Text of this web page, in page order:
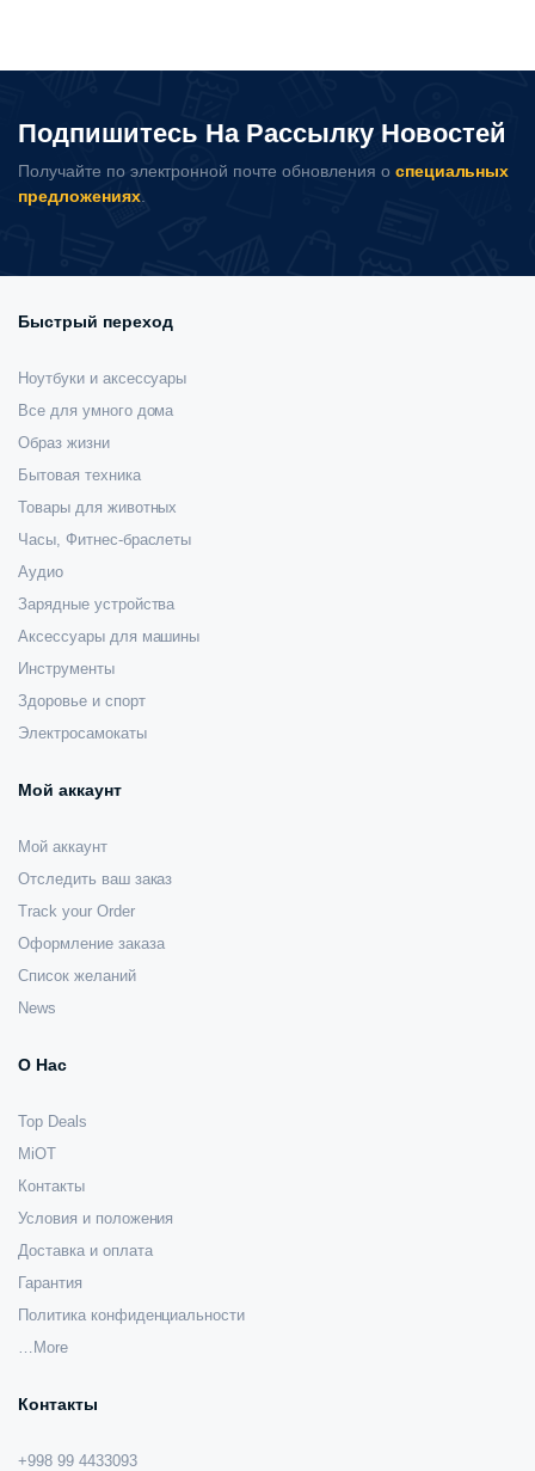
Подпишитесь На Рассылку Новостей
Получайте по электронной почте обновления о специальных
предложениях.
Быстрый переход
Ноутбуки и аксессуары
Все для умного дома
Образ жизни
Бытовая техника
Товары для животных
Часы, Фитнес-браслеты
Аудио
Зарядные устройства
Аксессуары для машины
Инструменты
Здоровье и спорт
Электросамокаты
Мой аккаунт
Мой аккаунт
Отследить ваш заказ
Track your Order
Оформление заказа
Список желаний
News
О Нас
Top Deals
MiOT
Контакты
Условия и положения
Доставка и оплата
Гарантия
Политика конфиденциальности
…More
Контакты
+998 99 4433093